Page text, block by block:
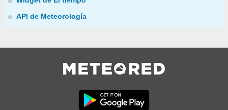
API de Meteorología